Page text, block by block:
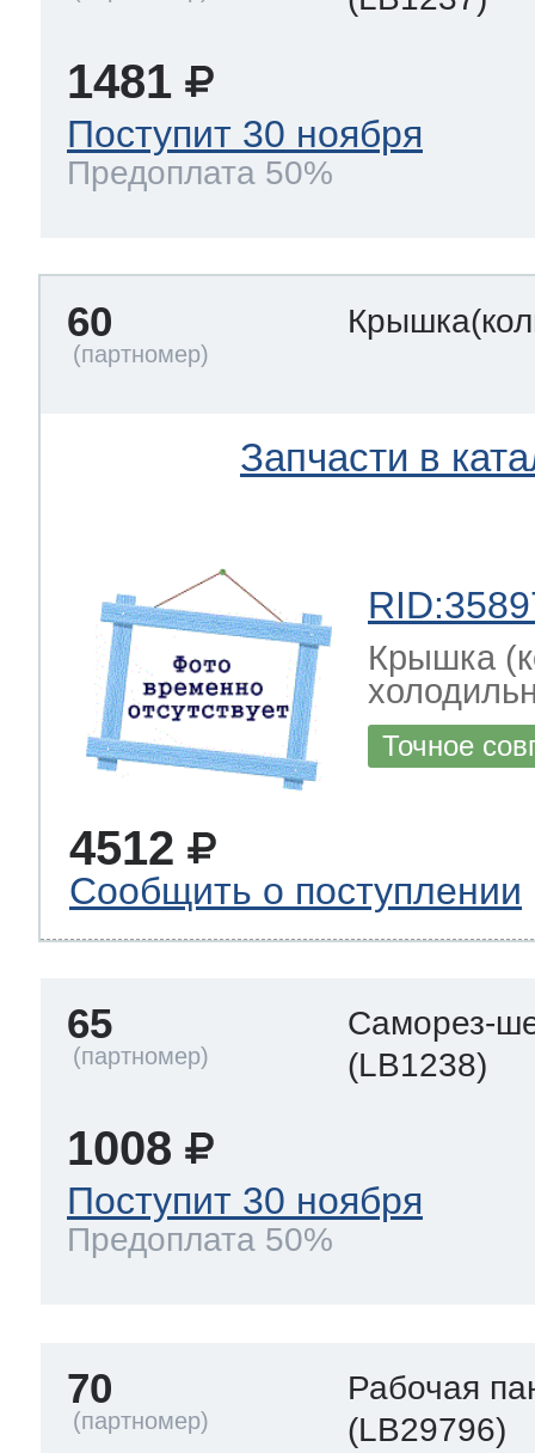
1481
Поступит 30 ноября
Предоплата 50%
60
Запчасти в
Крышка
Точное
4512
Сообщить о поступлении
65
Саморез-
(LB1238)
1008
Поступит 30 ноября
Предоплата 50%
70
Рабочая
(LB29796)